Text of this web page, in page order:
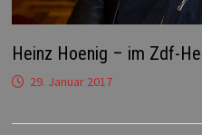
Heinz Hoenig – im Zdf-
29. Januar 2017